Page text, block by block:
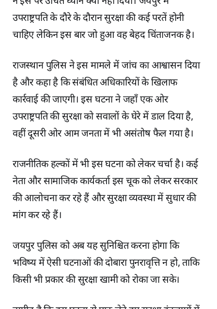
उपराष्ट्रपति के दौरे के दौरान सुरक्षा की कई परतें होनी
चाहिए लेकिन इस बार जो हुआ वह बेहद चिंताजनक है।
राजस्थान पुलिस ने इस मामले में जांच का आश्वासन दिया
है और कहा है कि संबंधित अधिकारियों के खिलाफ
कार्रवाई की जाएगी। इस घटना ने जहाँ एक ओर
उपराष्ट्रपति की सुरक्षा को सवालों के घेरे में डाल दिया है,
वहीं दूसरी ओर आम जनता में भी असंतोष फैल गया है।
राजनीतिक हल्कों में भी इस घटना को लेकर चर्चा है। कई
नेता और सामाजिक कार्यकर्ता इस चूक को लेकर सरकार
की आलोचना कर रहे हैं और सुरक्षा व्यवस्था में सुधार की
मांग कर रहे हैं।
जयपुर पुलिस को अब यह सुनिश्चित करना होगा कि
भविष्य में ऐसी घटनाओं की दोबारा पुनरावृत्ति न हो, ताकि
किसी भी प्रकार की सुरक्षा खामी को रोका जा सके।